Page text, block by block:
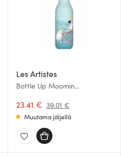
Les Artistes
Bottle Up Moomin
the beach blue
23.41 € 39.01 €
Muutama jäljellä